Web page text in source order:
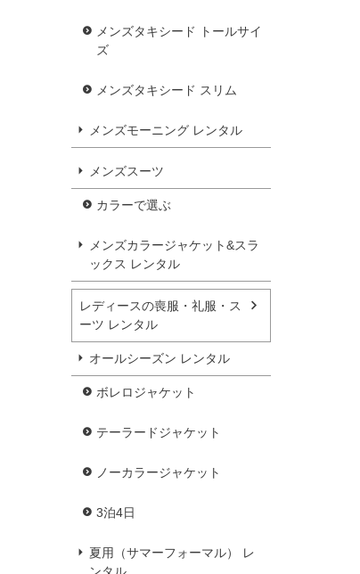
メンズタキシード トールサイ
ズ
メンズタキシード スリム
メンズモーニング レンタル
メンズスーツ
カラーで選ぶ
メンズカラージャケット&スラ
ックス レンタル
レディースの喪服・礼服・ス
ーツ レンタル
オールシーズン レンタル
ボレロジャケット
テーラードジャケット
ノーカラージャケット
3泊4日
夏用（サマーフォーマル） レ